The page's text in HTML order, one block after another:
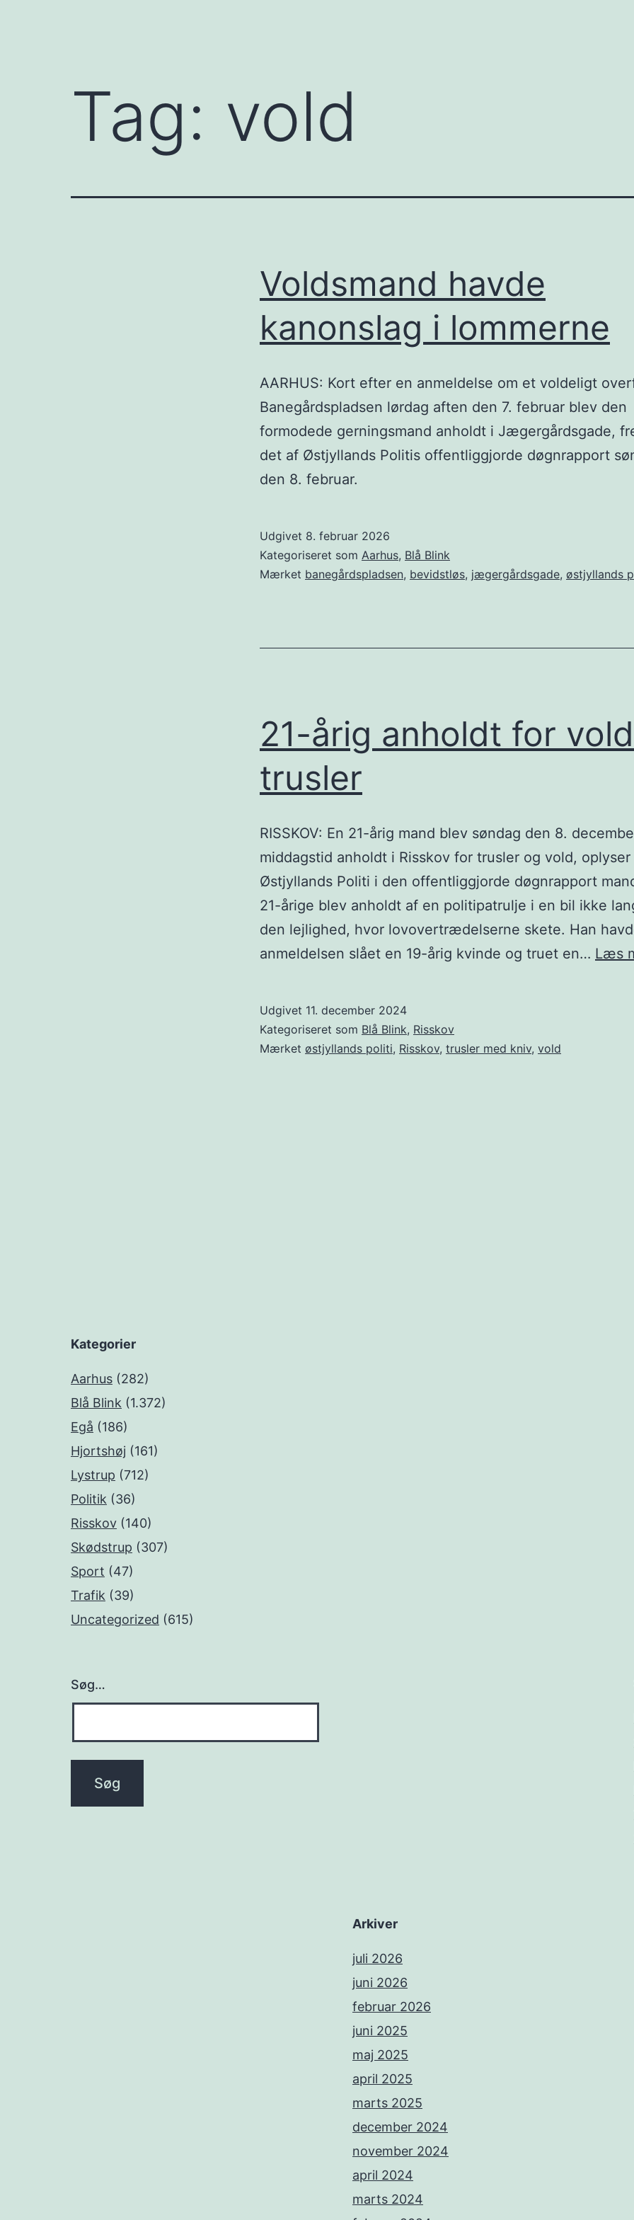
Tag: vold
Voldsmand havde
kanonslag i lommerne
AARHUS: Kort efter en anmeldelse om et voldeligt
Banegårdspladsen lørdag aften den 7. februar blev den
formodede gerningsmand anholdt i Jægergårdsgade,
det af Østjyllands Politis offentliggjorde døgnrapport
den 8. februar.
Udgivet 8. februar 2026
Kategoriseret som Aarhus, Blå Blink
Mærket banegårdspladsen, bevidstløs, jægergårdsgade, østjyllands
21-årig anholdt for
trusler
RISSKOV: En 21-årig mand blev søndag den 8.
middagstid anholdt i Risskov for trusler og vold, oplyser
Østjyllands Politi i den offentliggjorde døgnrapport
21-årige blev anholdt af en politipatrulje i en bil ikke
den lejlighed, hvor lovovertrædelserne skete. Han
anmeldelsen slået en 19-årig kvinde og truet en… Læs
Udgivet 11. december 2024
Kategoriseret som Blå Blink, Risskov
Mærket østjyllands politi, Risskov, trusler med kniv, vold
Kategorier
Aarhus (282)
Blå Blink (1.372)
Egå (186)
Hjortshøj (161)
Lystrup (712)
Politik (36)
Risskov (140)
Skødstrup (307)
Sport (47)
Trafik (39)
Uncategorized (615)
Søg…
Arkiver
juli 2026
juni 2026
februar 2026
juni 2025
maj 2025
april 2025
marts 2025
december 2024
november 2024
april 2024
marts 2024